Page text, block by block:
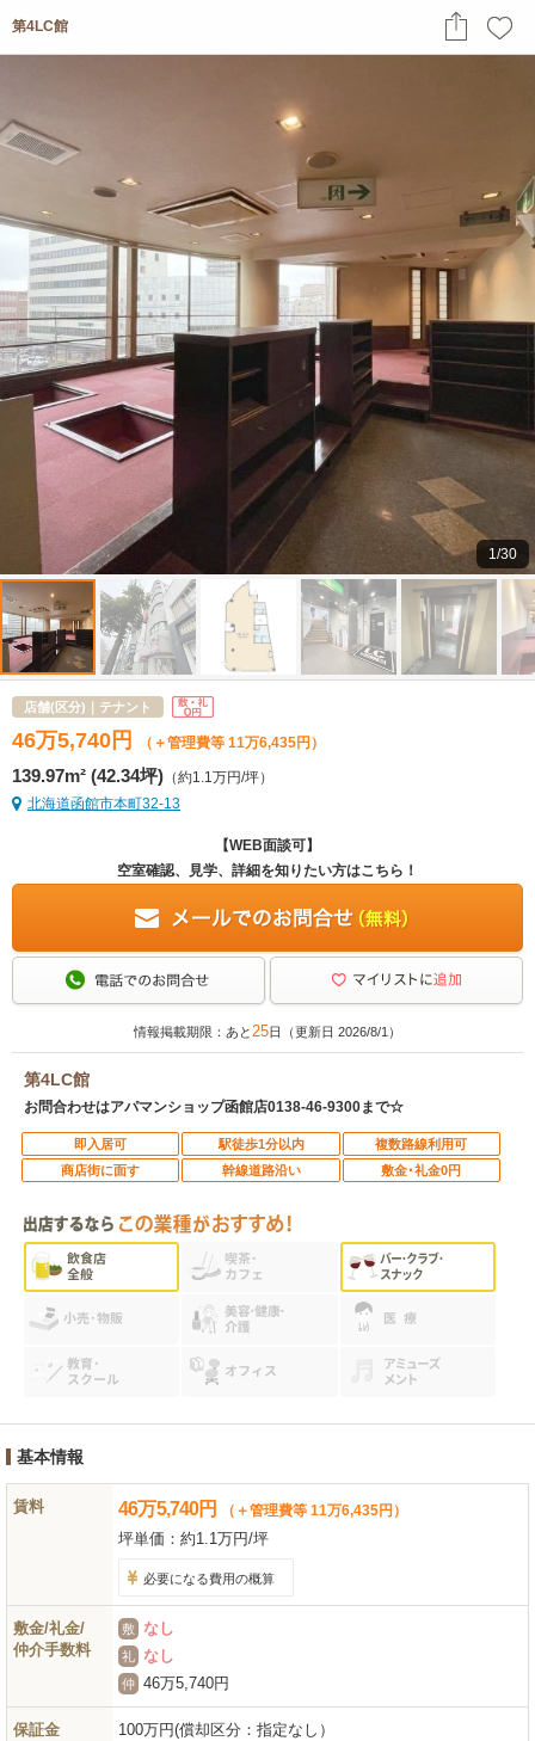
1/30
第4LC館
店舗(区分)｜テナント
46万5,740 円 （＋管理費等 11万6,435円）
139.97m² (42.34坪) （約1.1万円/坪）
北海道函館市本町32-13
【WEB面談可】
空室確認、見学、詳細を知りたい方はこちら！
情報掲載期限：あと25日（更新日 2026/8/1）
第4LC館
お問合わせはアパマンショップ函館店0138-46-9300まで☆
即入居可 駅徒歩1分以内
複数路線利用可
商店街に面す
幹線道路沿い 敷金･礼金0円
基本情報
賃料 46万5,740円 （＋管理費等 11万6,435円）
坪単価： 約1.1万円/坪
必要になる費用の概算
敷金/礼金/
仲介手数料
敷 なし
礼 なし
仲 46万5,740円
保証金 100万円(償却区分：指定なし）